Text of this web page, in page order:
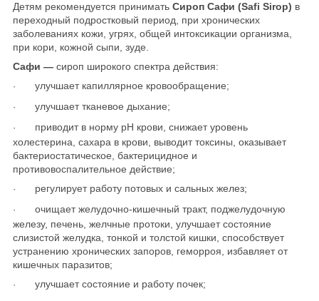
Детям рекомендуется принимать Сироп Сафи (Safi Sirop) в
переходный подростковый период, при хронических
заболеваниях кожи, угрях, общей интоксикации организма,
при кори, кожной сыпи, зуде.
Сафи ― сироп широкого спектра действия:
· улучшает капиллярное кровообращение;
· улучшает тканевое дыхание;
·
приводит в норму рН крови, снижает уровень
холестерина, сахара в крови, выводит токсины, оказывает
бактериостатическое, бактерицидное и
противовоспалительное действие;
· регулирует работу потовых и сальных желез;
·
очищает желудочно-кишечный тракт, поджелудочную
железу, печень, желчные протоки, улучшает состояние
слизистой желудка, тонкой и толстой кишки, способствует
устранению хронических запоров, геморроя, избавляет от
кишечных паразитов;
· улучшает состояние и работу почек;